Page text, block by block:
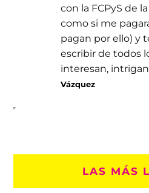
con la FCPyS de
como si me
pagan por ello) y
escribir de todos
interesan,
Vázquez
LAS MÁS